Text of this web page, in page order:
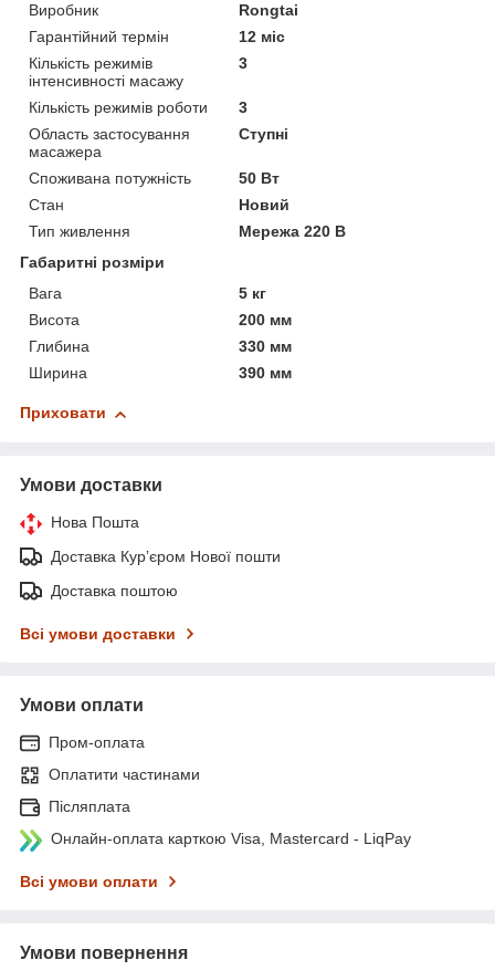
Виробник
Rongtai
Гарантійний термін
12 міс
Кількість режимів
інтенсивності масажу
3
Кількість режимів роботи
3
Область застосування
масажера
Ступні
Споживана потужність
50 Вт
Стан
Новий
Тип живлення
Мережа 220 В
Габаритні розміри
Вага
5 кг
Висота
200 мм
Глибина
330 мм
Ширина
390 мм
Приховати
Умови доставки
Нова Пошта
Доставка Курʼєром Нової пошти
Доставка поштою
Всі умови доставки
Умови оплати
Пром-оплата
Оплатити частинами
Післяплата
Онлайн-оплата карткою Visa, Mastercard - LiqPay
Всі умови оплати
Умови повернення